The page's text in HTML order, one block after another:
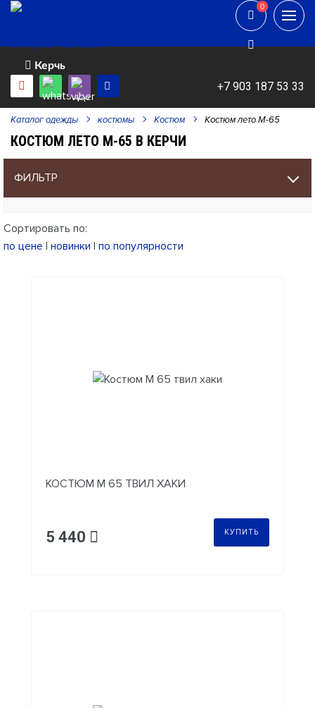
Керчь
+7 903 187 53 33
0
0
Каталог одежды костюмы Костюм Костюм лето М-65
КОСТЮМ ЛЕТО М-65 В КЕРЧИ
ФИЛЬТР
Сортировать по:
по цене | новинки | по популярности
КОСТЮМ М 65 ТВИЛ ХАКИ
5 440 КУПИТЬ